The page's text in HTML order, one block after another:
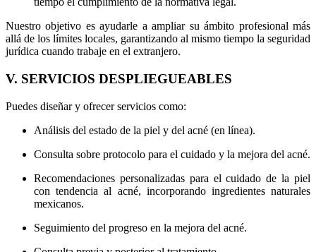
Nuestro objetivo es ayudarle a ampliar su ámbito profesional más
allá de los límites locales, garantizando al mismo tiempo la seguridad
jurídica cuando trabaje en el extranjero.
V. SERVICIOS DESPLIEGUEABLES
Puedes diseñar y ofrecer servicios como:
Análisis del estado de la piel y del acné (en línea).
Consulta sobre protocolo para el cuidado y la mejora del acné.
Recomendaciones personalizadas para el cuidado de la piel
con tendencia al acné, incorporando ingredientes naturales
mexicanos.
Seguimiento del progreso en la mejora del acné.